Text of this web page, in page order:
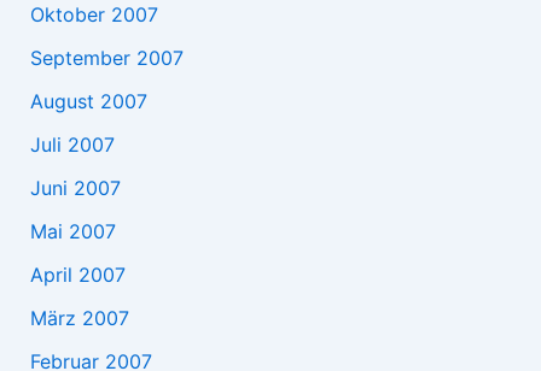
Oktober 2007
September 2007
August 2007
Juli 2007
Juni 2007
Mai 2007
April 2007
März 2007
Februar 2007